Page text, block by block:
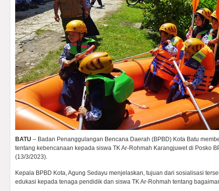
BATU – Badan Penanggulangan Bencana Daerah (BPBD) Kota Batu
tentang kebencanaan kepada siswa TK Ar-Rohmah Karangjuwet di Posko
(13/3/2023).
Kepala BPBD Kota, Agung Sedayu menjelaskan, tujuan dari sosialisasi
edukasi kepada tenaga pendidik dan siswa TK Ar-Rohmah tentang